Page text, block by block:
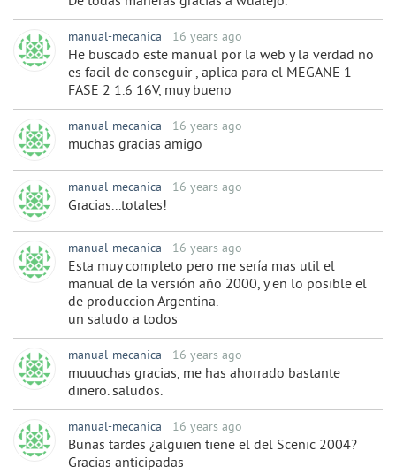
manual-mecanica 16 years ago
He buscado este manual por la web y la verdad no
es facil de conseguir , aplica para el MEGANE 1
FASE 2 1.6 16V, muy bueno
manual-mecanica 16 years ago
muchas gracias amigo
manual-mecanica 16 years ago
Gracias...totales!
manual-mecanica 16 years ago
Esta muy completo pero me sería mas util el
manual de la versión año 2000, y en lo posible el
de produccion Argentina.
un saludo a todos
manual-mecanica 16 years ago
muuuchas gracias, me has ahorrado bastante
dinero. saludos.
manual-mecanica 16 years ago
Bunas tardes ¿alguien tiene el del Scenic 2004?
Gracias anticipadas